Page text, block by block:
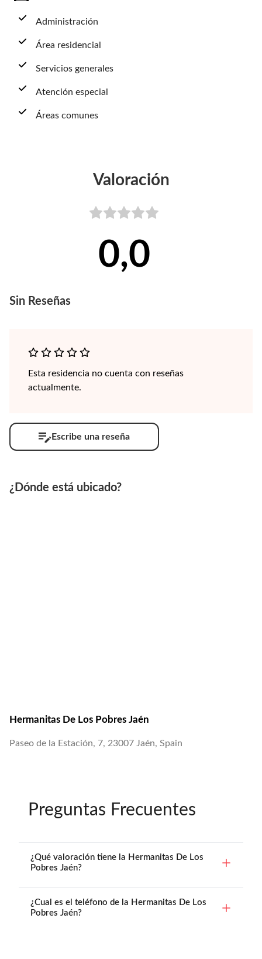
Administración
Área residencial
Servicios generales
Atención especial
Áreas comunes
Valoración
0,0
Sin Reseñas
Esta residencia no cuenta con reseñas
actualmente.
Escribe una reseña
¿Dónde está ubicado?
Hermanitas De Los Pobres Jaén
Paseo de la Estación, 7, 23007 Jaén, Spain
Preguntas Frecuentes
¿Qué valoración tiene la Hermanitas De Los
Pobres Jaén?
¿Cual es el teléfono de la Hermanitas De Los
Pobres Jaén?